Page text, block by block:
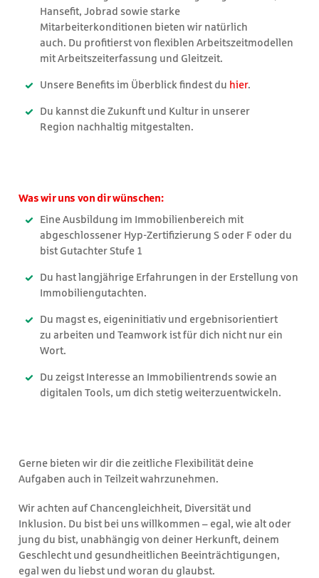
Hansefit, Jobrad sowie starke
Mitarbeiterkonditionen bieten wir natürlich
auch. Du profitierst von flexiblen Arbeitszeitmodellen
mit Arbeitszeiterfassung und Gleitzeit.
Unsere Benefits im Überblick findest du hier.
Du kannst die Zukunft und Kultur in unserer
Region nachhaltig mitgestalten.
Was wir uns von dir wünschen:
Eine Ausbildung im Immobilienbereich mit
abgeschlossener Hyp-Zertifizierung S oder F oder du
bist Gutachter Stufe 1
Du hast langjährige Erfahrungen in der Erstellung von
Immobiliengutachten.
Du magst es, eigeninitiativ und ergebnisorientiert
zu arbeiten und Teamwork ist für dich nicht nur ein
Wort.
Du zeigst Interesse an Immobilientrends sowie an
digitalen Tools, um dich stetig weiterzuentwickeln.
Gerne bieten wir dir die zeitliche Flexibilität deine
Aufgaben auch in Teilzeit wahrzunehmen.
Wir achten auf Chancengleichheit, Diversität und
Inklusion. Du bist bei uns willkommen – egal, wie alt oder
jung du bist, unabhängig von deiner Herkunft, deinem
Geschlecht und gesundheitlichen Beeinträchtigungen,
egal wen du liebst und woran du glaubst.